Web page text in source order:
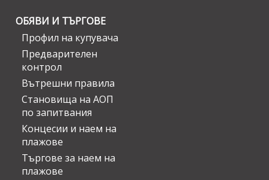
ОБЯВИ И ТЪРГОВЕ
Профил на купувача
Предварителен
контрол
Вътрешни правила
Становища на АОП
по запитвания
Концесии и наем на
плажове
Търгове за наем на
плажове